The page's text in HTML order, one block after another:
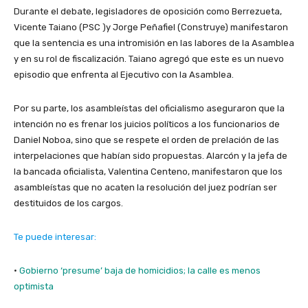
Durante el debate, legisladores de oposición como Berrezueta,
Vicente Taiano (PSC )y Jorge Peñafiel (Construye) manifestaron
que la sentencia es una intromisión en las labores de la Asamblea
y en su rol de fiscalización. Taiano agregó que este es un nuevo
episodio que enfrenta al Ejecutivo con la Asamblea.
Por su parte, los asambleístas del oficialismo aseguraron que la
intención no es frenar los juicios políticos a los funcionarios de
Daniel Noboa, sino que se respete el orden de prelación de las
interpelaciones que habían sido propuestas. Alarcón y la jefa de
la bancada oficialista, Valentina Centeno, manifestaron que los
asambleístas que no acaten la resolución del juez podrían ser
destituidos de los cargos.
Te puede interesar:
· Gobierno ‘presume’ baja de homicidios; la calle es menos
optimista